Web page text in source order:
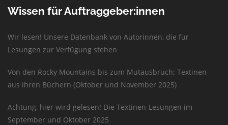
Wissen für Auftraggeber:innen
Wir lesen! Unsere Datenbank von Autorinnen, die für
Lesungen zur Verfügung stehen
Von den Rocky Mountains bis zum Mutausbruch: Textinen
aus ihren Büchern (Oktober und November 2025)
Achtung, hier wird gelesen! Die Textinen-Lesungen im
September und Oktober 2025